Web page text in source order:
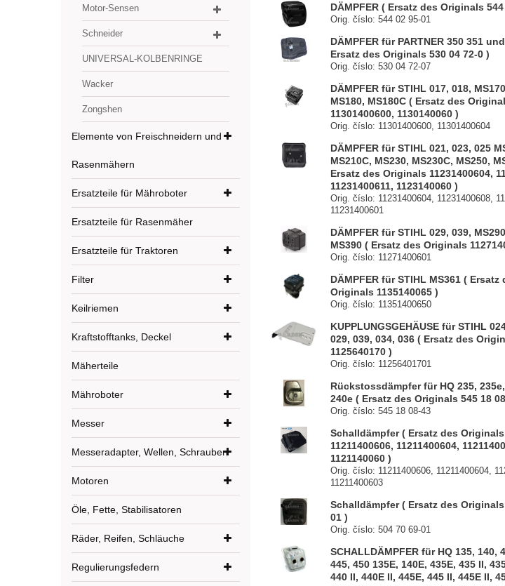
Motor-Sensen
Schneider
UNIVERSAL-KOLBENRINGE
Wacker
Zongshen
Elemente von Freischneidern und
Rasenmähern
Ersatzteile für Mähroboter
Ersatzteile für Rasenmäher
Ersatzteile für Traktoren
Filter
Keilriemen
Kraftstofftanks, Deckel
Mäherteile
Mähroboter
Messer
Messeradapter, Wellen, Schrauben
Motoren
Öle, Fette, Stabilisatoren
Räder, Reifen, Schläuche
Regulierungsfedern
DÄMPFER ( Ersatz des Originals
Orig. číslo: 544 02 95-01
DÄMPFER für PARTNER 350 351
Ersatz des Originals 530 04 72-0 )
Orig. číslo: 530 04 72-07
DÄMPFER für STIHL 017, 018,
MS180, MS180C ( Ersatz des
11301400600, 1130140060 )
Orig. číslo: 11301400600, 11301400604
DÄMPFER für STIHL 021, 023, 025
MS210C, MS230, MS230C, MS250,
Ersatz des Originals 11231400604,
11231400611, 1123140060 )
Orig. číslo: 11231400604, 11231400608,
11231400601
DÄMPFER für STIHL 029, 039,
MS390 ( Ersatz des Originals
Orig. číslo: 11271400601
DÄMPFER für STIHL MS361 ( Ersatz
Originals 1135140065 )
Orig. číslo: 11351400650
KUPPLUNGSGEHÄUSE für STIHL
029, 039, 034, 036 ( Ersatz des
1125640170 )
Orig. číslo: 11256401701
Rückstossdämpfer für HQ 235,
240e ( Ersatz des Originals 545 18
Orig. číslo: 545 18 08-43
Schalldämpfer ( Ersatz des Originals
11211400606, 11211400604,
1121140060 )
Orig. číslo: 11211400606, 11211400604,
11211400603
Schalldämpfer ( Ersatz des Originals
01 )
Orig. číslo: 504 70 69-01
SCHALLDÄMPFER für HQ 135, 140,
445, 450 135E, 140E, 435E, 435 II,
440 II, 440E II, 445E, 445 II, 445E II,